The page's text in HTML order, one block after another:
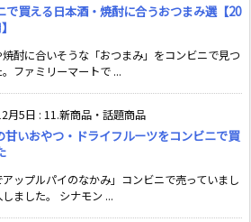
で買える日本酒・焼酎に合うおつまみ選【20
酎に合いそうな「おつまみ」をコンビニで見つ
ファミリーマートで ...
月5日 : 11.新商品・話題商品
甘いおやつ・ドライフルーツをコンビニで買
アップルパイのなかみ」コンビニで売っていまし
ました。 シナモン ...